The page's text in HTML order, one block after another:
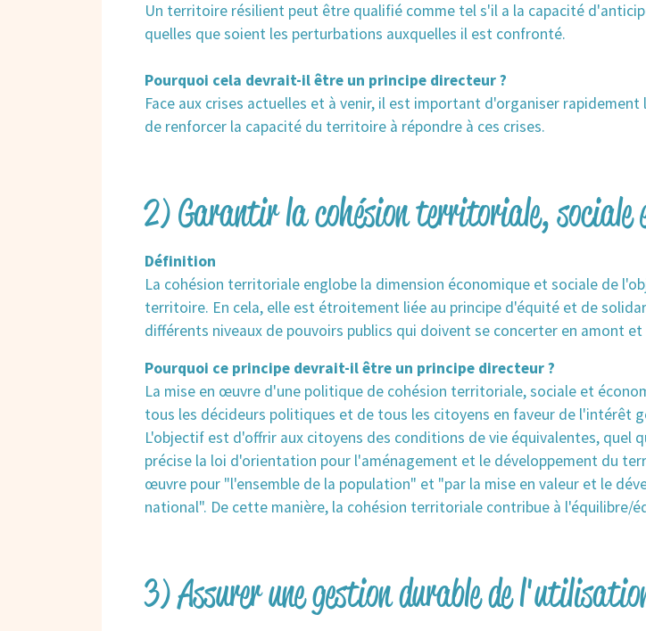
Un territoire résilient peut être qualifié comme tel s'il a la capacité
quelles que soient les perturbations auxquelles il est confronté.
Pourquoi cela devrait-il être un principe directeur ?
Face aux crises actuelles et à venir, il est important d'organiser
de renforcer la capacité du territoire à répondre à ces crises.
2) Garantir la cohésion territoriale, sociale
Définition
La cohésion territoriale englobe la dimension économique et sociale de
territoire. En cela, elle est étroitement liée au principe d'équité et de
différents niveaux de pouvoirs publics qui doivent se concerter en amont
Pourquoi ce principe devrait-il être un principe directeur ?
La mise en œuvre d'une politique de cohésion territoriale, sociale et
tous les décideurs politiques et de tous les citoyens en faveur de l'intérêt
L'objectif est d'offrir aux citoyens des conditions de vie équivalentes, quel
précise la loi d'orientation pour l'aménagement et le développement du
œuvre pour "l'ensemble de la population" et "par la mise en valeur et le
national". De cette manière, la cohésion territoriale contribue à l'équilibre/
3) Assurer une gestion durable de